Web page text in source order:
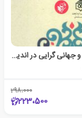
خصوصی گرایی و جهانی گرایی در اندیشه اسلامی معاصر
298،000
223،500